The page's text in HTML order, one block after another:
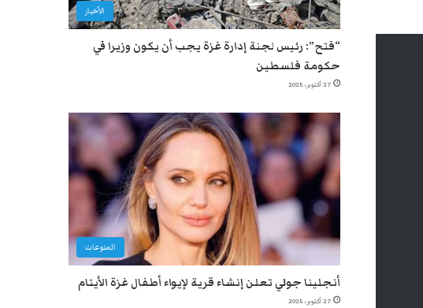
الأخبار
“فتح”: رئيس لجنة إدارة غزة يجب أن يكون وزيرا في
حكومة فلسطين
27 أكتوبر، 2025
المنوعات
أنجلينا جولي تعلن إنشاء قرية لإيواء أطفال غزة الأيتام
27 أكتوبر، 2025